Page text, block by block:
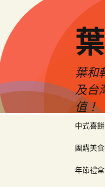
葉和
及台
值！
中式喜
團購美
年節禮